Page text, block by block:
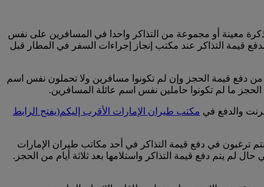
معينة أو مجموعة من التذاكر واحدا في المسافرين على نفس
قيمة التذاكر عند مكتب إنجاز إجراءات السفر في المطار قبل
من دفع قيمة الحجز وإن لم تكونوا مسافرين ولا تحملون نفس اسم
ما لم تكونوا حاملين نفس اسم عائلة المسافرين.
والدفع في مكتب طيران الإمارات الأقرب إليكم(يفتح الرابط
ترغبون في دفع قيمة التذاكر في أحد مكاتب طيران الإمارات
لم يتم دفع قيمة التذاكر واستلامها بعد ثلاثة أيام من الحجز.